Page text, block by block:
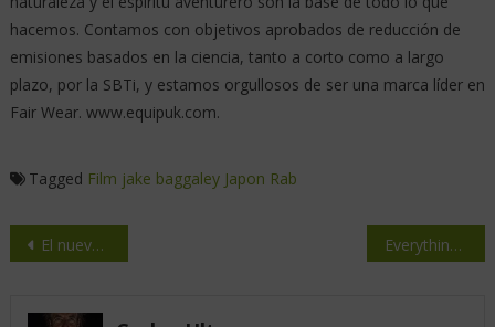
hacemos. Contamos con objetivos aprobados de reducción de
emisiones basados en la ciencia, tanto a corto como a largo
plazo, por la SBTi, y estamos orgullosos de ser una marca líder en
Fair Wear. www.equipuk.com.
Tagged Film jake baggaley Japon Rab
El nuevo Amazfit T-Rex 3 Pro llega a Europa: diseñado para resistir y conquistar cualquier desafío Everything ready for TORX® with KAILAS: Top runners, Schedule and Course Updates